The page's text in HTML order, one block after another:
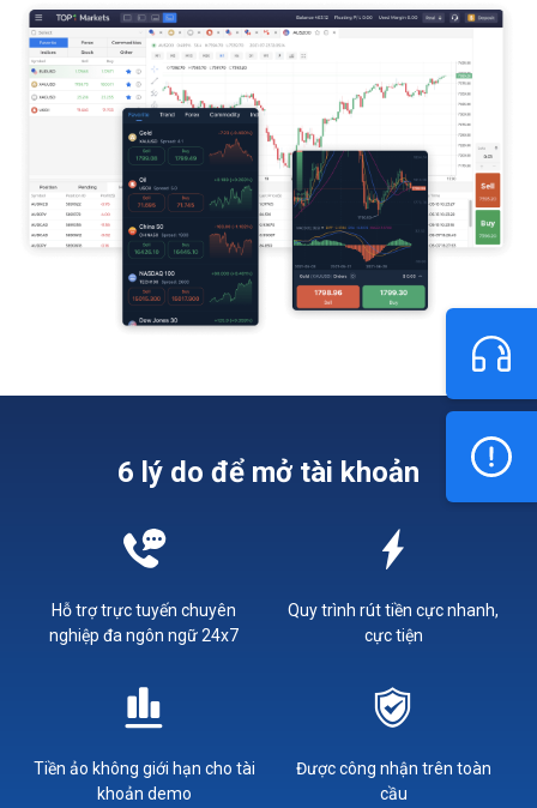
6 lý do để mở tài khoản
Hỗ trợ trực tuyến chuyên
nghiệp đa ngôn ngữ 24x7
Quy trình rút tiền cực nhanh,
cực tiện
Tiền ảo không giới hạn cho tài
khoản demo
Được công nhận trên toàn
cầu